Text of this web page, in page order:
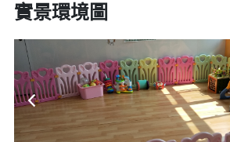
實景環境圖